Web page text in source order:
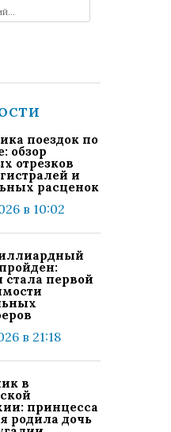
поездок по
обзор
отрезков
и
расценок
в 10:02
стала первой
в 21:18
в
принцесса
родила дочь